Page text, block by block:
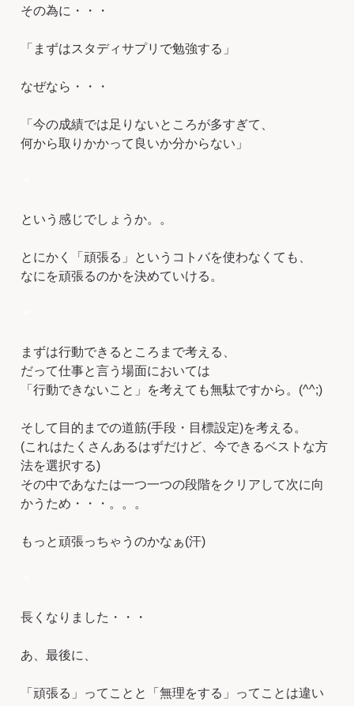
その為に・・・
「まずはスタディサプリで勉強する」
なぜなら・・・
「今の成績では足りないところが多すぎて、
何から取りかかって良いか分からない」
という感じでしょうか。。
とにかく「頑張る」というコトバを使わなくても、
なにを頑張るのかを決めていける。
まずは行動できるところまで考える、
だって仕事と言う場面においては
「行動できないこと」を考えても無駄ですから。(^^;)
そして目的までの道筋(手段・目標設定)を考える。
(これはたくさんあるはずだけど、今できるベストな方
法を選択する)
その中であなたは一つ一つの段階をクリアして次に向
かうため・・・。。。
もっと頑張っちゃうのかなぁ(汗)
長くなりました・・・
あ、最後に、
「頑張る」ってことと「無理をする」ってことは違い